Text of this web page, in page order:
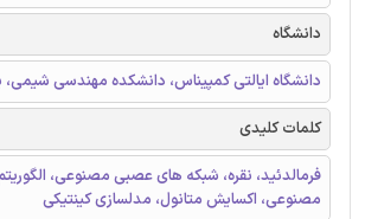
دانشگاه
دانشگاه ایالتی کمپیناس، دانشکده مهندسی شیمی،
کلمات کلیدی
فرمالدئید، نقره، شبکه های عصبی مصنوعی،
مصنوعی، اکسایش متانول، مدلسازی کینتیکی